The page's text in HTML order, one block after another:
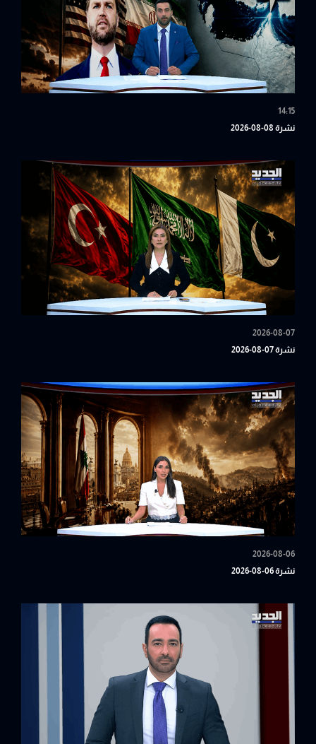
14:15
نشرة 08-08-2026
2026-08-07
نشرة 07-08-2026
2026-08-06
نشرة 06-08-2026